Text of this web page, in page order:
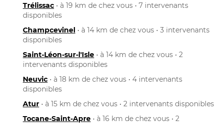
Trélissac • à 19 km de chez vous • 7 intervenants
disponibles
Champcevinel • à 14 km de chez vous • 3 intervenants
disponibles
Saint-Léon-sur-l'Isle • à 14 km de chez vous • 2
intervenants disponibles
Neuvic • à 18 km de chez vous • 4 intervenants
disponibles
Atur • à 15 km de chez vous • 2 intervenants disponibles
Tocane-Saint-Apre • à 16 km de chez vous • 2